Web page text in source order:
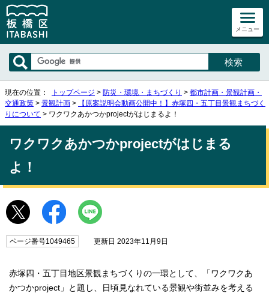
メニュー
現在の位置： トップページ > 防災・環境・まちづくり > 都市計画・景観計画・
交通政策 > 景観計画 >
【原案説明会動画公開中！】赤塚四・五丁目景観まちづく
りについて > ワクワクあかつかprojectがはじまるよ！
ワクワクあかつかprojectがはじまる
よ！
ページ番号1049465 更新日 2023年11月9日
赤塚四・五丁目地区景観まちづくりの一環として、「ワクワクあ
かつかproject」と題し、日頃見なれている景観や街並みを考える